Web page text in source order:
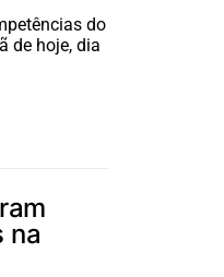
do
de hoje, dia
na